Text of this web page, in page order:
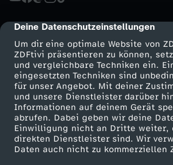
cmp-dialog-description
Deine Datenschutzeinstellungen
Um dir eine optimale Website von
ZDFtivi präsentieren zu können,
und vergleichbare Techniken ein.
eingesetzten Techniken sind
für unser Angebot. Mit deiner
und unsere Dienstleister darüber
Informationen auf deinem Gerät
abrufen. Dabei geben wir deine
Einwilligung nicht an Dritte weiter,
direkten Dienstleister sind. Wir
Daten auch nicht zu kommerziellen
Mehr ZDF
ZDF-Apps
Smart TV
ZDFtext
Service
Kontakt
Tickets